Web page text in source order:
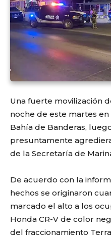
Una fuerte movilización
noche de este martes
Bahía de Banderas,
presuntamente
de la Secretaría de
De acuerdo con la
hechos se originaron
marcado el alto a los
Honda CR-V de color
del fraccionamiento